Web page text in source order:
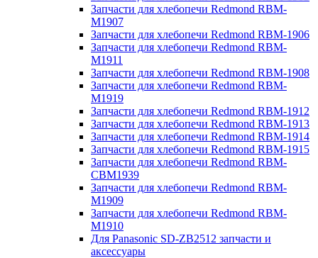
Запчасти для хлебопечи Redmond RBM-
M1907
Запчасти для хлебопечи Redmond RBM-1906
Запчасти для хлебопечи Redmond RBM-
M1911
Запчасти для хлебопечи Redmond RBM-1908
Запчасти для хлебопечи Redmond RBM-
M1919
Запчасти для хлебопечи Redmond RBM-1912
Запчасти для хлебопечи Redmond RBM-1913
Запчасти для хлебопечи Redmond RBM-1914
Запчасти для хлебопечи Redmond RBM-1915
Запчасти для хлебопечи Redmond RBM-
CBM1939
Запчасти для хлебопечи Redmond RBM-
M1909
Запчасти для хлебопечи Redmond RBM-
M1910
Для Panasonic SD-ZB2512 запчасти и
аксессуары